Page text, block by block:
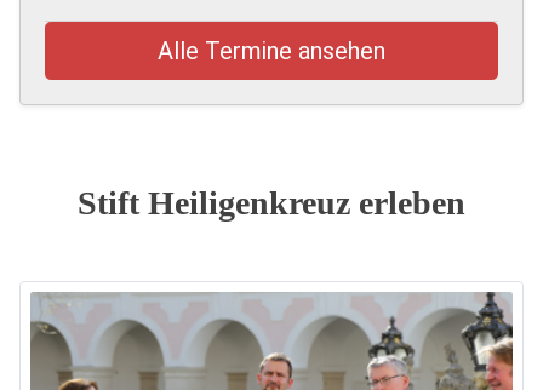
Alle Termine ansehen
Stift Heiligenkreuz erleben